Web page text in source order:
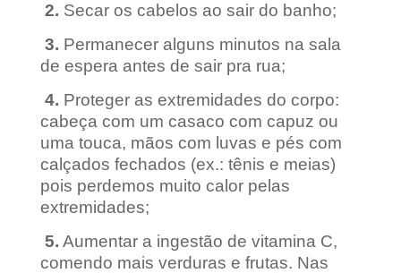
2. Secar os cabelos ao sair do banho;
3. Permanecer alguns minutos na sala
de espera antes de sair pra rua;
4. Proteger as extremidades do corpo:
cabeça com um casaco com capuz ou
uma touca, mãos com luvas e pés com
calçados fechados (ex.: tênis e meias)
pois perdemos muito calor pelas
extremidades;
5. Aumentar a ingestão de vitamina C,
comendo mais verduras e frutas. Nas